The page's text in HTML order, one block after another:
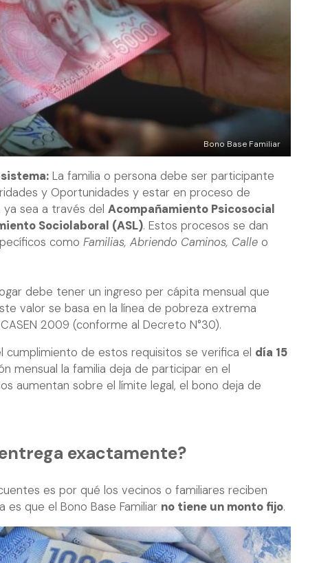
Bono Base Familiar
La familia o persona debe ser participante
y Oportunidades y estar en proceso de
sea a través del Acompañamiento Psicosocial
Sociolaboral (ASL). Estos procesos se dan
como Familias, Abriendo Caminos, Calle o
debe tener un ingreso per cápita mensual que
valor se basa en la línea de pobreza extrema
2009 (conforme al Decreto N°30).
cumplimiento de estos requisitos se verifica el día 15
mensual la familia deja de participar en el
aumentan sobre el límite legal, el bono deja de
exactamente?
es por qué los vecinos o familiares reciben
que el Bono Base Familiar no tiene un monto fijo.